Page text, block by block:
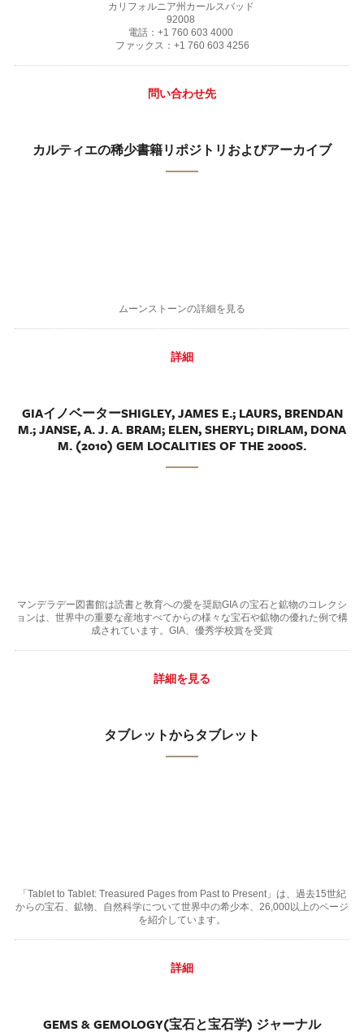
カリフォルニア州カールスバッド
92008
電話：+1 760 603 4000
ファックス：+1 760 603 4256
問い合わせ先
カルティエの稀少書籍リポジトリおよびアーカイブ
ムーンストーンの詳細を見る
詳細
GIAイノベーターSHIGLEY, JAMES E.; LAURS, BRENDAN
M.; JANSE, A. J. A. BRAM; ELEN, SHERYL; DIRLAM, DONA
M. (2010) GEM LOCALITIES OF THE 2000S.
マンデラデー図書館は読書と教育への愛を奨励GIA の宝石と鉱物のコレクシ
ョンは、世界中の重要な産地すべてからの様々な宝石や鉱物の優れた例で構
成されています。GIA、優秀学校賞を受賞
詳細を見る
タブレットからタブレット
「Tablet to Tablet: Treasured Pages from Past to Present」は、過去15世紀
からの宝石、鉱物、自然科学について世界中の希少本、26,000以上のページ
を紹介しています。
詳細
GEMS & GEMOLOGY(宝石と宝石学) ジャーナル